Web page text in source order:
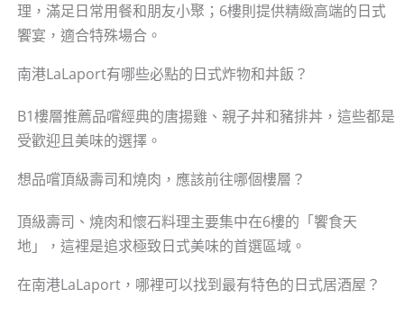
理，滿足日常用餐和朋友小聚；6樓則提供精緻高端的日式
饗宴，適合特殊場合。
南港LaLaport有哪些必點的日式炸物和丼飯？
B1樓層推薦品嚐經典的唐揚雞、親子丼和豬排丼，這些都是
受歡迎且美味的選擇。
想品嚐頂級壽司和燒肉，應該前往哪個樓層？
頂級壽司、燒肉和懷石料理主要集中在6樓的「饗食天
地」，這裡是追求極致日式美味的首選區域。
在南港LaLaport，哪裡可以找到最有特色的日式居酒屋？